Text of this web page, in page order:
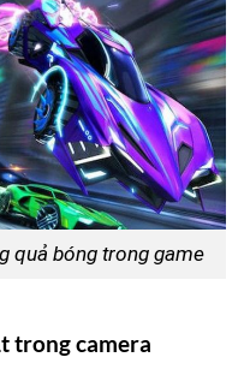
quả bóng trong game
trong camera